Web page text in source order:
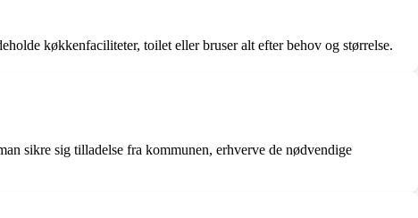
køkkenfaciliteter, toilet eller bruser alt efter behov og størrelse.
sikre sig tilladelse fra kommunen, erhverve de nødvendige